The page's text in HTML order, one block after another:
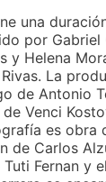
una
por Gabriel
y Helena
La
de Antonio
Venci
es obra
de Carlos
Fernan y